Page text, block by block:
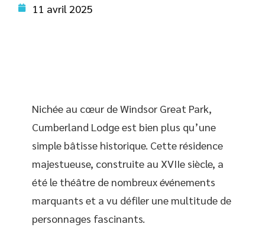
11 avril 2025
Nichée au cœur de Windsor Great Park,
Cumberland Lodge est bien plus qu’une
simple bâtisse historique. Cette résidence
majestueuse, construite au XVIIe siècle, a
été le théâtre de nombreux événements
marquants et a vu défiler une multitude de
personnages fascinants.